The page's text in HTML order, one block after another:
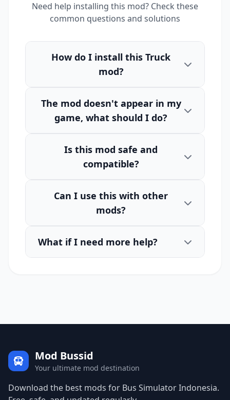
Need help installing this mod? Check these
common questions and solutions
How do I install this Truck
mod?
The mod doesn't appear in my
game, what should I do?
Is this mod safe and
compatible?
Can I use this with other
mods?
What if I need more help?
Mod Bussid
Your ultimate mod destination
Download the best mods for Bus Simulator Indonesia.